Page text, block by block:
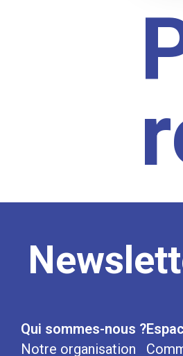
Qui sommes-nous ?
Notre organisation